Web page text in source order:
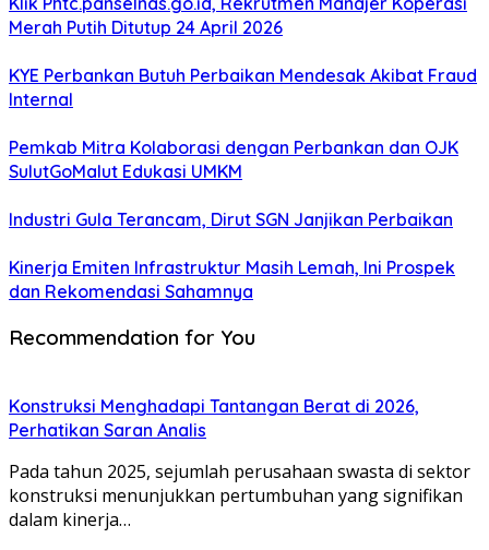
Merah Putih Ditutup 24 April 2026
KYE Perbankan Butuh Perbaikan Mendesak Akibat Fraud
Internal
Pemkab Mitra Kolaborasi dengan Perbankan dan OJK
SulutGoMalut Edukasi UMKM
Industri Gula Terancam, Dirut SGN Janjikan Perbaikan
Kinerja Emiten Infrastruktur Masih Lemah, Ini Prospek
dan Rekomendasi Sahamnya
Recommendation for You
Konstruksi Menghadapi Tantangan Berat di 2026,
Perhatikan Saran Analis
Pada tahun 2025, sejumlah perusahaan swasta di sektor
konstruksi menunjukkan pertumbuhan yang signifikan
dalam kinerja…